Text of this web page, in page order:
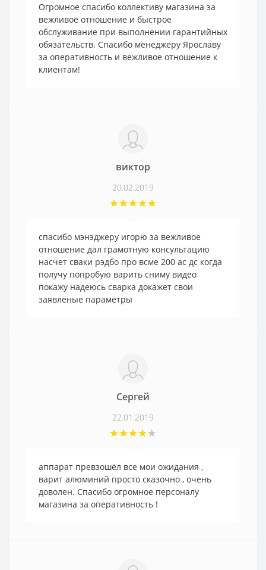
Огромное спасибо коллективу магазина за
вежливое отношение и быстрое
обслуживание при выполнении гарантийных
обязательств. Спасибо менеджеру Ярославу
за оперативность и вежливое отношение к
клиентам!
виктор
20.02.2019
спасибо мэнэджеру игорю за вежливое
отношение дал грамотную консультацию
насчет сваки рэдбо про всме 200 ас дс когда
получу попробую варить сниму видео
покажу надеюсь сварка докажет свои
заявленые параметры
Сергей
22.01.2019
аппарат превзошёл все мои ожидания ,
варит алюминий просто сказочно , очень
доволен. Спасибо огромное персоналу
магазина за оперативность !